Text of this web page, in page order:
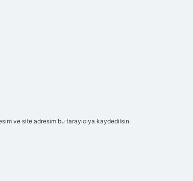
ve site adresim bu tarayıcıya kaydedilsin.